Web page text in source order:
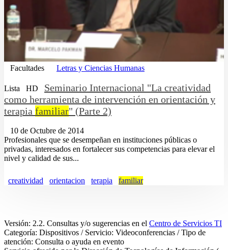
Facultades Letras y Ciencias Humanas
Lista HD
Seminario Internacional "La creatividad
como herramienta de intervención en orientación y
terapia familiar" (Parte 2)
10 de Octubre de 2014
Profesionales que se desempeñan en instituciones públicas o
privadas, interesados en fortalecer sus competencias para elevar el
nivel y calidad de sus...
creatividad orientacion terapia familiar
Versión: 2.2. Consultas y/o sugerencias en el Centro de Servicios TI
Categoría: Dispositivos / Servicio: Videoconferencias / Tipo de
atención: Consulta o ayuda en evento